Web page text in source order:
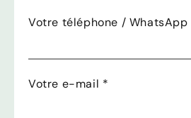
Votre téléphone / WhatsApp
Votre e-mail *